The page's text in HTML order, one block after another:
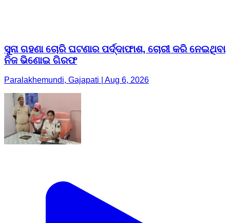
ସୁନା ଗହଣା ଚୋରି ଘଟଣାର ପର୍ଦ୍ଦାଫାଶ, ଚୋରୀ କରି ନେଇଥିବା
ନିଜ ଭିଣୋଇ ଗିରଫ
Paralakhemundi, Gajapati | Aug 6, 2026